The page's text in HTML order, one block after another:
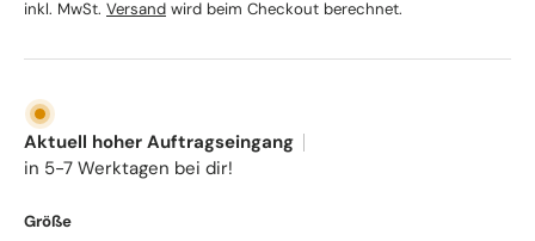
inkl. MwSt. Versand wird beim Checkout berechnet.
Aktuell hoher Auftragseingang
in 5-7 Werktagen bei dir!
Größe